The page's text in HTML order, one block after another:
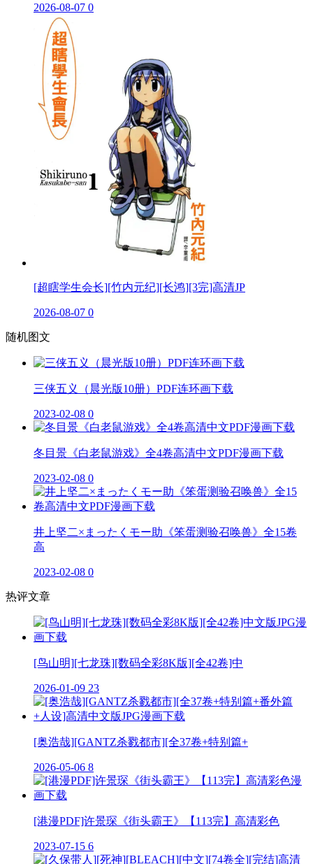
2026-08-07 0
[超瞎学生会长][竹内元纪][长鸿][3完]高清JP
2026-08-07 0
随机图文
三侠五义（晨光版10册）PDF连环画下载
2023-02-08 0
冬目景《白老鼠游戏》全4卷高清中文PDF漫画下载
2023-02-08 0
井上坚二×まったくモー助《笨蛋测验召唤兽》全15卷
高
2023-02-08 0
热评文章
[鸟山明][七龙珠][数码全彩8K版][全42卷]中
2026-01-09 23
[奥浩哉][GANTZ杀戮都市][全37卷+特别篇+
2026-05-06 8
[港漫PDF]许景琛《街头霸王》【113完】高清彩色
2023-07-15 6